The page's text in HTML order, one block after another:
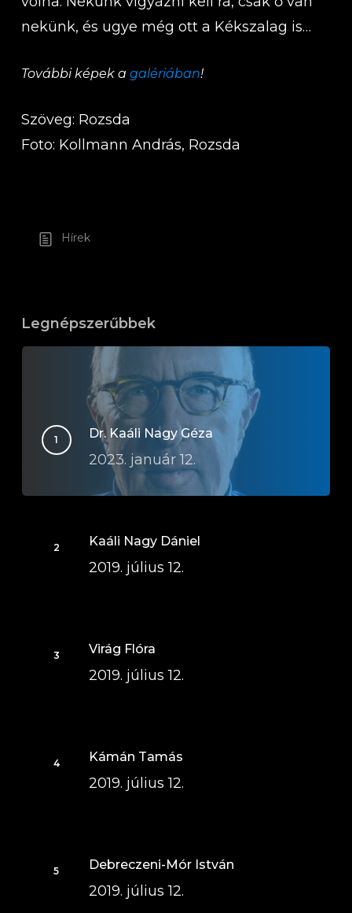
nekünk, és ugye még ott a Kékszalag is…
További képek a galériában!
Szöveg: Rozsda
Foto: Kollmann András, Rozsda
Hírek
Legnépszerűbbek
Dr. Kaáli Nagy Géza
2023. január 12.
Kaáli Nagy Dániel
2019. július 12.
Virág Flóra
2019. július 12.
Kámán Tamás
2019. július 12.
Debreczeni-Mór István
2019. július 12.